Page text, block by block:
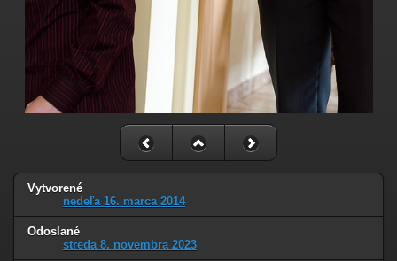
Vytvorené
nedeľa 16. marca 2014
Odoslané
streda 8. novembra 2023